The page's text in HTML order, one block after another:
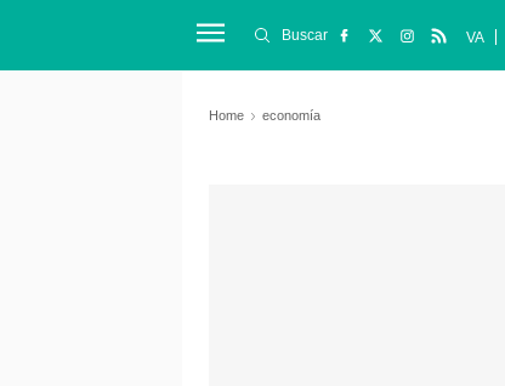
Buscar VA
Home economía